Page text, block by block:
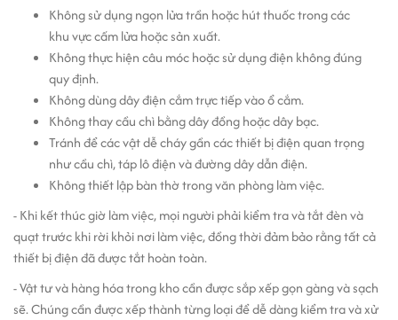
Không sử dụng ngọn lửa trần hoặc hút thuốc trong các
khu vực cấm lửa hoặc sản xuất.
Không thực hiện câu móc hoặc sử dụng điện không đúng
quy định.
Không dùng dây điện cắm trực tiếp vào ổ cắm.
Không thay cầu chì bằng dây đồng hoặc dây bạc.
Tránh để các vật dễ cháy gần các thiết bị điện quan trọng
như cầu chì, táp lô điện và đường dây dẫn điện.
Không thiết lập bàn thờ trong văn phòng làm việc.
- Khi kết thúc giờ làm việc, mọi người phải kiểm tra và tắt đèn và
quạt trước khi rời khỏi nơi làm việc, đồng thời đảm bảo rằng tất cả
thiết bị điện đã được tắt hoàn toàn.
- Vật tư và hàng hóa trong kho cần được sắp xếp gọn gàng và sạch
sẽ. Chúng cần được xếp thành từng loại để dễ dàng kiểm tra và xử